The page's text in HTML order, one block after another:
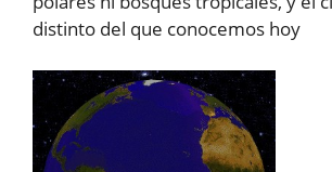
distinto del que conocemos hoy